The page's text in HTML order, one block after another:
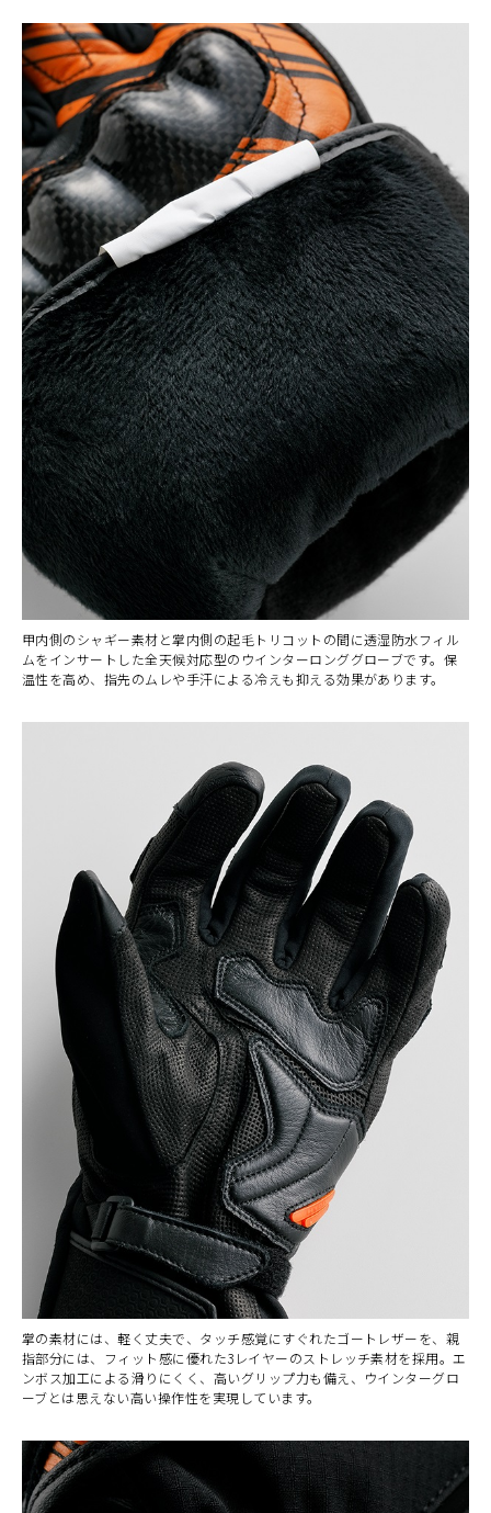
甲内側のシャギー素材と掌内側の起毛トリコットの間に透湿防水フィル
ムをインサートした全天候対応型のウインターロンググローブです。保
温性を高め、指先のムレや手汗による冷えも抑える効果があります。
掌の素材には、軽く丈夫で、タッチ感覚にすぐれたゴートレザーを、親
指部分には、フィット感に優れた3レイヤーのストレッチ素材を採用。エ
ンボス加工による滑りにくく、高いグリップ力も備え、ウインターグロ
ーブとは思えない高い操作性を実現しています。
カラー・サイズ選択
BLACK
カートに入れる